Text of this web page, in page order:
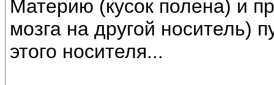
Материю (кусок полена) и
мозга на другой носитель)
этого носителя...